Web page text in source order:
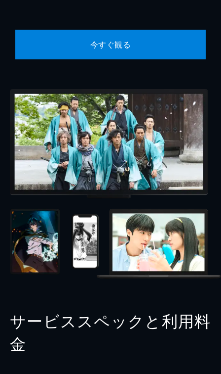
今すぐ観る
サービススペックと利用料
金